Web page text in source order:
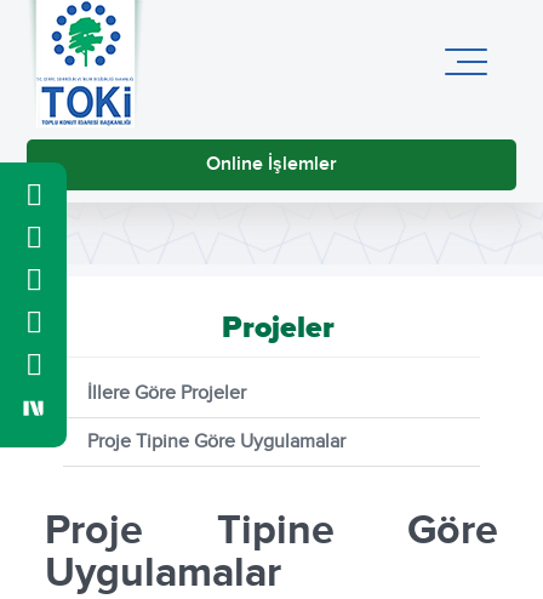
Online İşlemler
Projeler
İllere Göre Projeler
Proje Tipine Göre Uygulamalar
Proje Tipine Göre
Uygulamalar